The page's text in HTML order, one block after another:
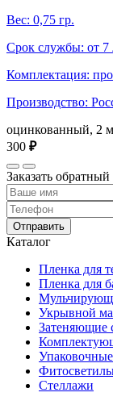
Вес: 0,75 гр.
Срок службы: от 7
Комплектация:
Производство:
оцинкованный, 2 м
300 ₽
Заказать
Отправить
Каталог
Пленка для
Пленка для
Укрывной
Затеняющие
Стеллажи